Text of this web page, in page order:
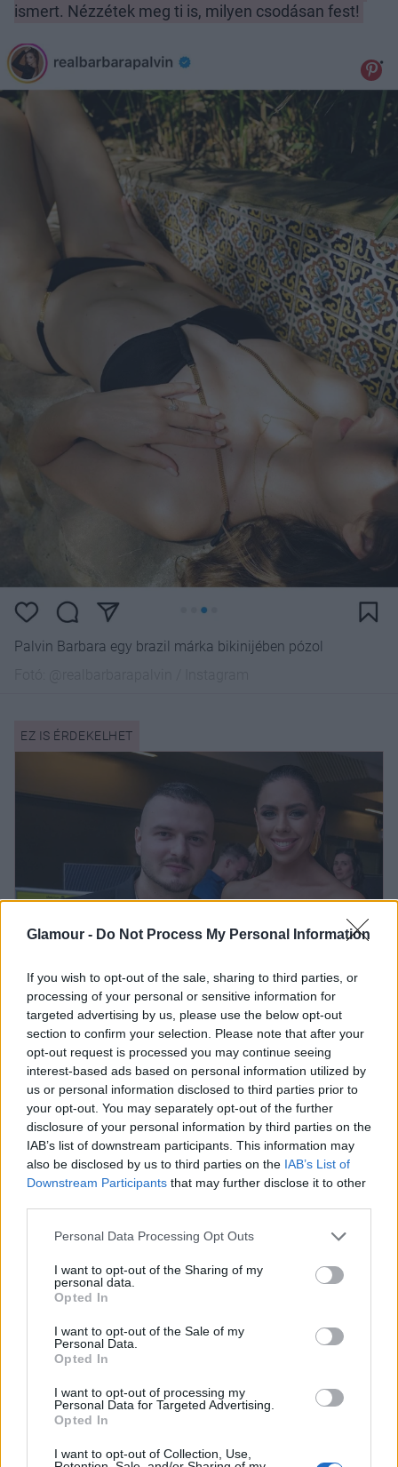
Glamour - Do Not Process My Personal Information
If you wish to opt-out of the sale, sharing to third parties, or
processing of your personal or sensitive information for
targeted advertising by us, please use the below opt-out
section to confirm your selection. Please note that after your
opt-out request is processed you may continue seeing
interest-based ads based on personal information utilized by
us or personal information disclosed to third parties prior to
your opt-out. You may separately opt-out of the further
disclosure of your personal information by third parties on the
IAB’s list of downstream participants. This information may
also be disclosed by us to third parties on the IAB’s List of
Downstream Participants that may further disclose it to other
Please note that this website/app uses one or more Google
not limited to your visit or usage behaviour. You may click to
grant or deny consent to Google and its third-party tags to
use your data for below specified purposes in below Google
consent section.
Personal Data Processing Opt Outs
I want to opt-out of the Sharing of my
personal data.
Opted In
I want to opt-out of the Sale of my
Personal Data.
Opted In
I want to opt-out of processing my
Personal Data for Targeted Advertising.
Opted In
I want to opt-out of Collection, Use,
ismert. Nézzétek meg ti is, milyen csodásan fest!
Palvin Barbara egy brazil márka bikinijében pózol
Palvin Barbara is tarolt a magyar
divat Oscar-gáláján - Íme, ők most a
magyar divat krémje
+ 2
Palvin Barbara bikinis fotói
máshol is feltűnnek
Nemcsak az Instagramján csíphetünk el bikinis
fotókat, hanem bizony egy hazai kiállításon is,
persze egész más kontextusban. A Capa központ
kortárs divatfotó kiállítása a
címet viseli, és a tárlaton - a nevéből is kiderül - a
kelet-európai életérzés kerül kihangsúlyozásra.
Többek között Éder Krisztián, Ladocsi András,
Martin Wanda és Tombor Zoltán munkáival